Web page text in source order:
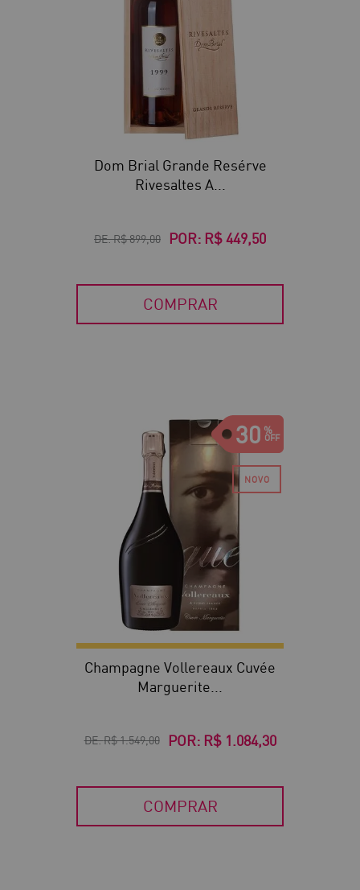
Dom Brial Grande Resérve
Rivesaltes A...
DE:R$ 899,00 POR: R$ 449,50
COMPRAR
30
Champagne Vollereaux Cuvée
Marguerite...
DE:R$ 1.549,00 POR: R$ 1.084,30
COMPRAR